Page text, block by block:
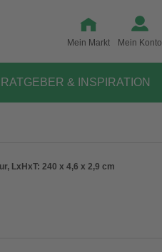
Mein Markt Mein Konto
RATGEBER & INSPIRATION
LxHxT: 240 x 4,6 x 2,9 cm